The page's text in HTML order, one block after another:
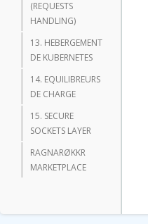
(REQUESTS
HANDLING)
13. HEBERGEMENT
DE KUBERNETES
14. EQUILIBREURS
DE CHARGE
15. SECURE
SOCKETS LAYER
RAGNARØKKR
MARKETPLACE